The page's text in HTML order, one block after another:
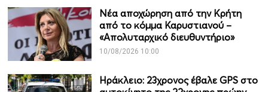
Νέα αποχώρηση από την Κρήτη
από το κόμμα Καρυστιανού –
«Απολυταρχικό διευθυντήριο»
10/08/2026 10:00
Ηράκλειο: 23χρονος έβαλε GPS στο